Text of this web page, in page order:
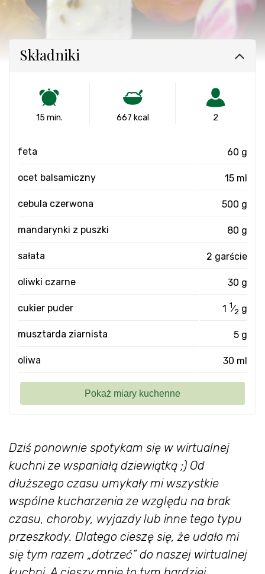
Dziś ponownie spotykam się w wirtualnej
kuchni ze wspaniałą dziewiątką ;) Od
dłuższego czasu umykały mi wszystkie
wspólne kucharzenia ze względu na brak
czasu, choroby, wyjazdy lub inne tego typu
przeszkody. Dlatego cieszę się, że udało mi
się tym razem „dotrzeć” do naszej wirtualnej
Składniki
15 min. 667 kcal 2
feta 60 g
ocet balsamiczny 15 ml
cebula czerwona 500 g
mandarynki z puszki 80 g
sałata 2 garście
oliwki czarne 30 g
cukier puder 1 1⁄2 g
musztarda ziarnista 5 g
oliwa 30 ml